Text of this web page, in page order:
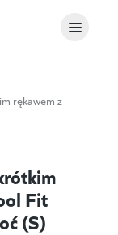
rękawem z
Fit
(S)